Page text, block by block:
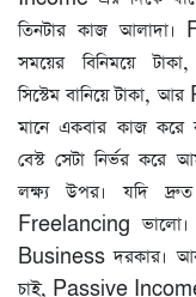
তিনটার কাজ
সময়ের বিনিময়ে
সিস্টেম বানিয়ে
মানে একবার কাজ করে
বেস্ট সেটা নির্ভর
লক্ষ্য উপর। যদি
Freelancing ভালো।
Business দরকার। আর
চাই, Passive Income